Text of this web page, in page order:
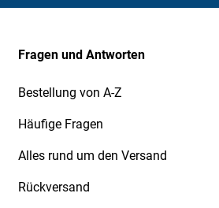
Fragen und Antworten
Bestellung von A-Z
Häufige Fragen
Alles rund um den Versand
Rückversand